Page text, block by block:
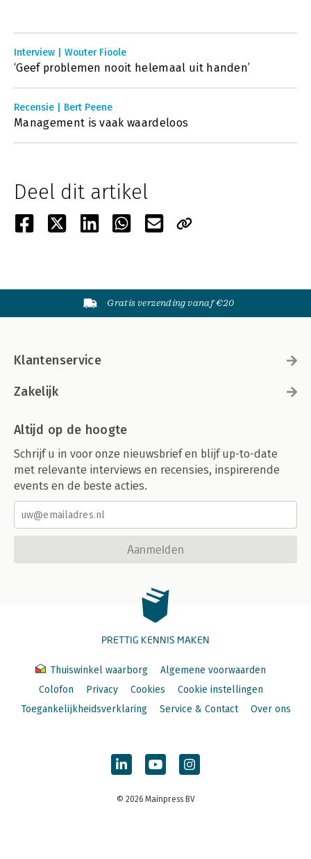
Interview | Wouter Fioole
‘Geef problemen nooit helemaal uit handen’
Recensie | Bert Peene
Management is vaak waardeloos
Deel dit artikel
Gratis verzending vanaf €20
Klantenservice
Zakelijk
Altijd op de hoogte
Schrijf u in voor onze nieuwsbrief en blijf up-to-date
met relevante interviews en recensies, inspirerende
events en de beste acties.
Aanmelden
PRETTIG KENNIS MAKEN
Thuiswinkel waarborg
Algemene voorwaarden
Colofon
Privacy Cookies
Cookie instellingen
Toegankelijkheidsverklaring
Service & Contact Over ons
© 2026 Mainpress BV